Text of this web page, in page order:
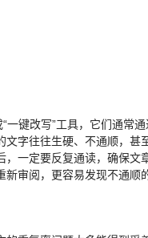
一键改写”工具，它们通常
文字往往生硬、不通顺，
，一定要反复通读，确保
审阅，更容易发现不通顺